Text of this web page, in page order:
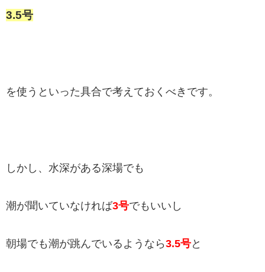
3.5号
を使うといった具合で考えておくべきです。
しかし、水深がある深場でも
潮が聞いていなければ3号でもいいし
朝場でも潮が跳んでいるようなら3.5号と